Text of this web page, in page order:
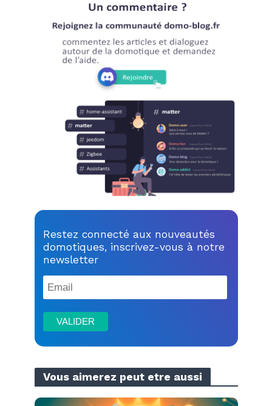
Restez connecté aux nouveautés
domotiques, inscrivez-vous à notre
newsletter
Vous aimerez peut etre aussi